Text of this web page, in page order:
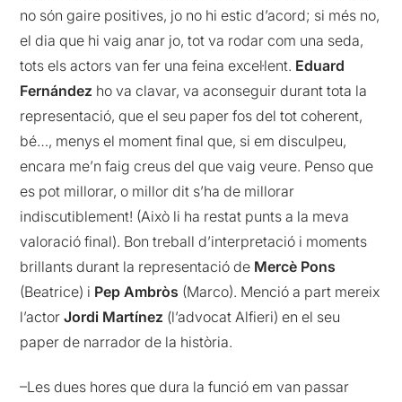
no són gaire positives, jo no hi estic d’acord; si més no,
el dia que hi vaig anar jo, tot va rodar com una seda,
tots els actors van fer una feina excel·lent. Eduard
Fernández ho va clavar, va aconseguir durant tota la
representació, que el seu paper fos del tot coherent,
bé…, menys el moment final que, si em disculpeu,
encara me’n faig creus del que vaig veure. Penso que
es pot millorar, o millor dit s’ha de millorar
indiscutiblement! (Això li ha restat punts a la meva
valoració final). Bon treball d’interpretació i moments
brillants durant la representació de Mercè Pons
(Beatrice) i Pep Ambròs (Marco). Menció a part mereix
l’actorJordi Martínez (l’advocat Alfieri) en el seu
paper de narrador de la història.
–Les dues hores que dura la funció em van passar